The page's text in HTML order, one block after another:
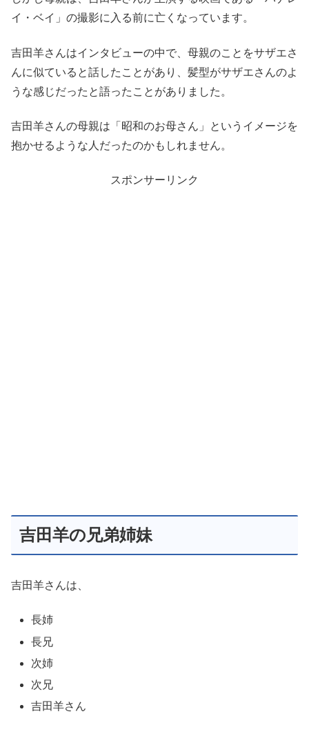
イ・ベイ」の撮影に入る前に亡くなっています。
吉田羊さんはインタビューの中で、母親のことをサザエさ
んに似ていると話したことがあり、髪型がサザエさんのよ
うな感じだったと語ったことがありました。
吉田羊さんの母親は「昭和のお母さん」というイメージを
抱かせるような人だったのかもしれません。
スポンサーリンク
吉田羊の兄弟姉妹
吉田羊さんは、
長姉
長兄
次姉
次兄
吉田羊さん